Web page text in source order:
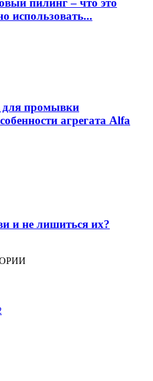
пилинг – что это
использовать...
промывки
агрегата Alfa
и не лишиться их?